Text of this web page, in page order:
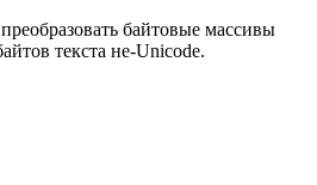
байтовые массивы
текста не-Unicode.